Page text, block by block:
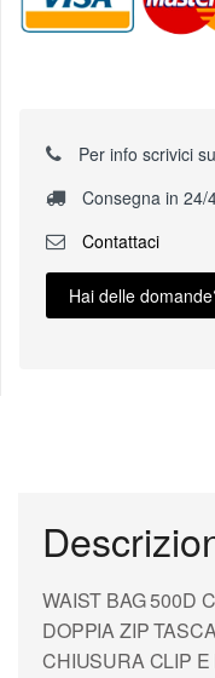
Per info scrivici
Consegna in 24/
Contattaci
Hai delle
WAIST BAG 500D
DOPPIA ZIP
CHIUSURA CLIP